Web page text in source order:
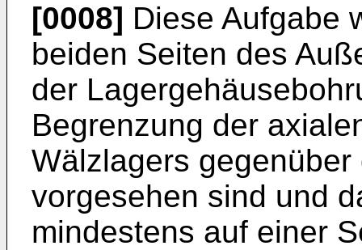
[0008] Diese Aufgabe
beiden Seiten des
der
Begrenzung der
Wälzlagers
vorgesehen sind und
mindestens auf einer